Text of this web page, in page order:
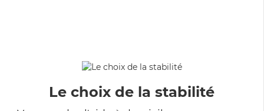
Le choix de la stabilité